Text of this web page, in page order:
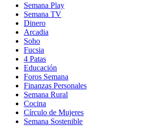
Semana Play
Semana TV
Dinero
Arcadia
Soho
in
new
window
Fucsia
in
new
window
4 Patas
Educación
Foros Semana
Finanzas Personales
Semana Rural
Cocina
Círculo de Mujeres
Semana Sostenible